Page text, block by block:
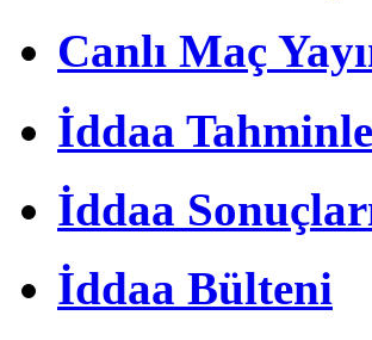
Canlı Maç
İddaa
İddaa
İddaa Bülteni